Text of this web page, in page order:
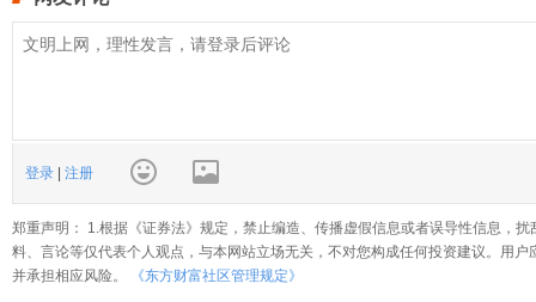
登录 注册
郑重声明： 1.根据《证券法》规定，禁止编造、传播虚假信息或者误导性信息，
料、言论等仅代表个人观点，与本网站立场无关，不对您构成任何投资建议。用
并承担相应风险。
《东方财富社区管理规定》